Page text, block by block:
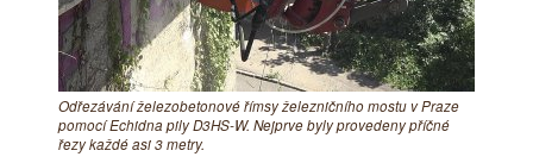
Odřezávání železobetonové římsy železničního mostu v Praze
pomocí Echidna pily D3HS-W. Nejprve byly provedeny příčné
řezy každé asi 3 metry.